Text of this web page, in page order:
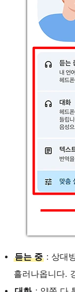
듣는 중 : 상대
흘러나옵니다.